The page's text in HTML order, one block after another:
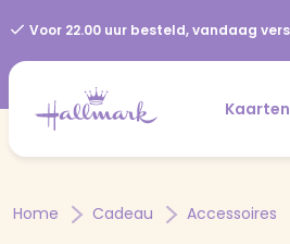
Voor 22.00 uur besteld, vandaag
Kaarten
Home Cadeau Accessoires